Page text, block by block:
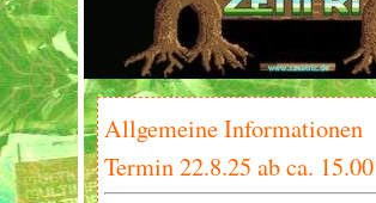
Allgemeine Informationen
Termin 22.8.25 ab ca.